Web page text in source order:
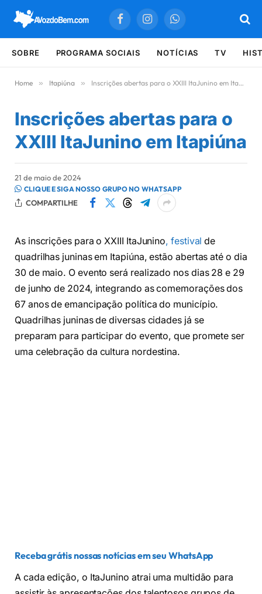
FacebookInstagramWhatsApp
SOBRE PROGRAMA SOCIAIS NOTÍCIAS TV
Home » Itapiúna » Inscrições abertas para o XXIII ItaJunino em Itapiúna
Inscrições abertas para o
XXIII ItaJunino em Itapiúna
21 de maio de 2024
CLIQUE E SIGA NOSSO GRUPO NO WHATSAPP
COMPARTILHE
As inscrições para o XXIII ItaJunino, festival de
quadrilhas juninas em Itapiúna, estão abertas até o dia
30 de maio. O evento será realizado nos dias 28 e 29
de junho de 2024, integrando as comemorações dos
67 anos de emancipação política do município.
Quadrilhas juninas de diversas cidades já se
preparam para participar do evento, que promete ser
uma celebração da cultura nordestina.
Receba grátis nossas notícias em seu WhatsApp
A cada edição, o ItaJunino atrai uma multidão para